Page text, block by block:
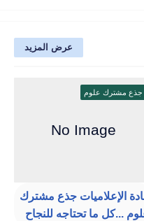
عرض المزيد
جذع مشترك علوم
الإعلاميات جذع مشترك
...كل ما تحتاجه للنجاح